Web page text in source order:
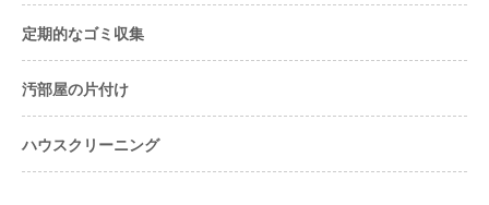
定期的なゴミ収集
汚部屋の片付け
ハウスクリーニング